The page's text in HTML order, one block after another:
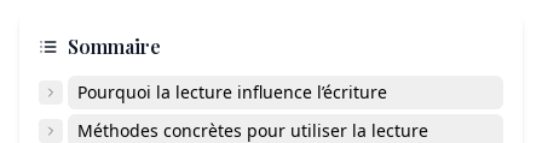
Sommaire
Pourquoi la lecture influence l’écriture
Méthodes concrètes pour utiliser la lecture